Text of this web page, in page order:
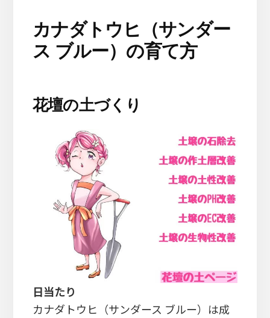
カナダトウヒ（サンダー
ス ブルー）の育て方
花壇の土づくり
日当たり
カナダトウヒ（サンダース ブルー）は成